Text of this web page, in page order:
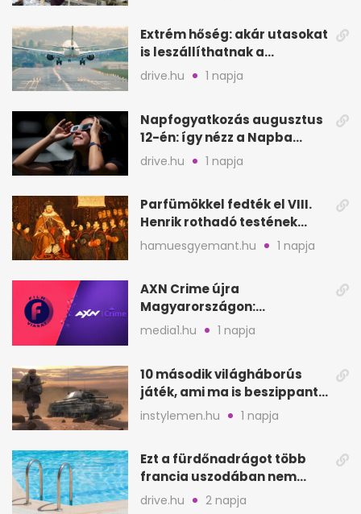
Extrém hőség: akár utasokat
is leszállíthatnak a
repülőgépről
drive.hu 1 napja
Napfogyatkozás augusztus
12-én: így nézz a Napba
biztonságosan
drive.hu 1 napja
Parfümökkel fedték el VIII.
Henrik rothadó testének
szagát
hamuesgyemant.hu 1 napja
AXN Crime újra
Magyarországon:
szeptembertől a Viasat Film
media1.hu 1 napja
10 második világháborús
játék, ami ma is beszippant
a képernyő elé
instylemen.hu 1 napja
Ezt a fürdőnadrágot több
francia uszodában nem
fogadják el
drive.hu 2 napja